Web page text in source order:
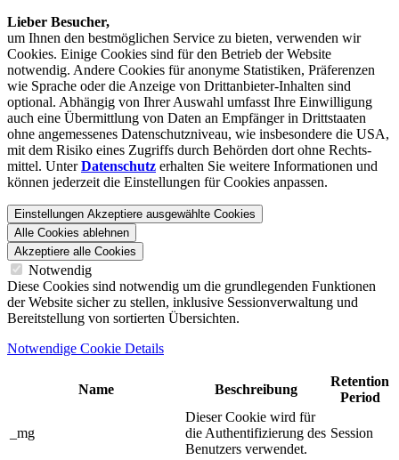
Lieber Besucher,
um Ihnen den best­möglichen Service zu bieten, verwenden wir
Cookies. Einige Cookies sind für den Betrieb der Website
notwendig. Andere Cookies für anonyme Statistiken, Präferenzen
wie Sprache oder die Anzeige von Dritt­anbieter-Inhalten sind
optional. Abhängig von Ihrer Auswahl umfasst Ihre Einwilligung
auch eine Übermittlung von Daten an Empfänger in Drittstaaten
ohne angemessenes Daten­schutz­niveau, wie insbesondere die USA,
mit dem Risiko eines Zugriffs durch Behörden dort ohne Rechts­
mittel. UnterDatenschutz erhalten Sie weitere Informationen und
können jederzeit die Einstellungen für Cookies anpassen.
Einstellungen Akzeptiere ausgewählte Cookies
Alle Cookies ablehnen
Akzeptiere alle Cookies
Notwendig
Diese Cookies sind notwendig um die grundlegenden Funktionen
der Website sicher zu stellen, inklusive Sessionverwaltung und
Bereitstellung von sortierten Übersichten.
Notwendige Cookie Details
Name Beschreibung
Retention
Period
_mg
Dieser Cookie wird für
die Authentifizierung des
Benutzers verwendet.
Session